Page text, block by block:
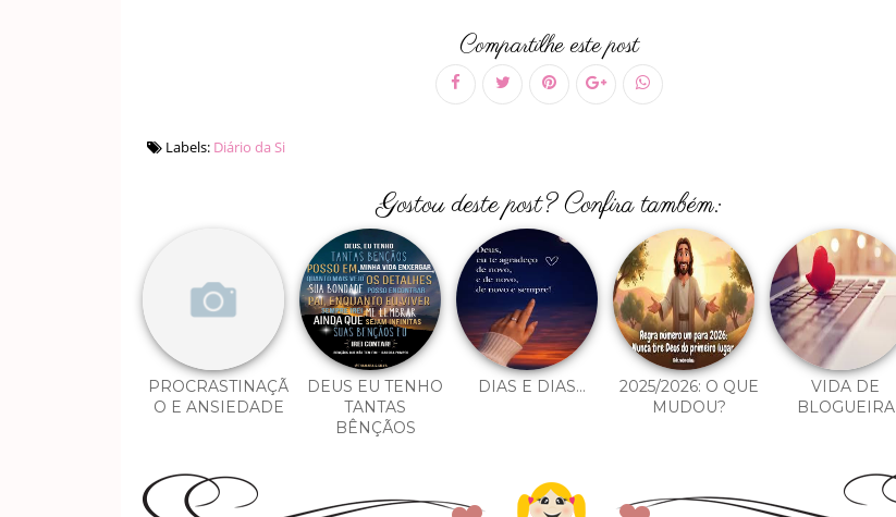
Compartilhe este post
Labels: Diário da Si
Gostou deste post? Confira também:
PROCRASTINAÇÃ
O E ANSIEDADE
DEUS EU TENHO
TANTAS
BÊNÇÃOS
DIAS E DIAS...
2025/2026: O QUE
MUDOU?
VIDA DE
BLOGUEIRA